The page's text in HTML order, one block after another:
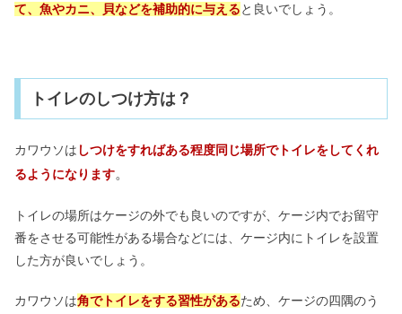
て、魚やカニ、貝などを補助的に与えると良いでしょう。
トイレのしつけ方は？
カワウソは しつけをすればある程度同じ場所でトイレをしてくれ
るようになります。
トイレの場所はケージの外でも良いのですが、ケージ内でお留守
番をさせる可能性がある場合などには、ケージ内にトイレを設置
した方が良いでしょう。
カワウソは角でトイレをする習性があるため、ケージの四隅のう